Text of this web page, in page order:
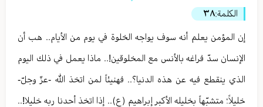
الكلمة:٣٨
إن المؤمن يعلم أنه سوف يواجه الخلوة في يوم من الأيام.. هب أن
الإنسان سدّ فراغه بالأنس مع المخلوقين!.. ماذا يعمل في ذلك اليوم
الذي ينقطع فيه عن هذه الدنيا؟.. فهنيئاً لمن اتخذ الله -عزّ وجلّ-
خليلاً؛ متشبّهاً بخليله الأكبر إبراهيم (ع).. إذا اتخذ أحدنا ربه خليلا!..